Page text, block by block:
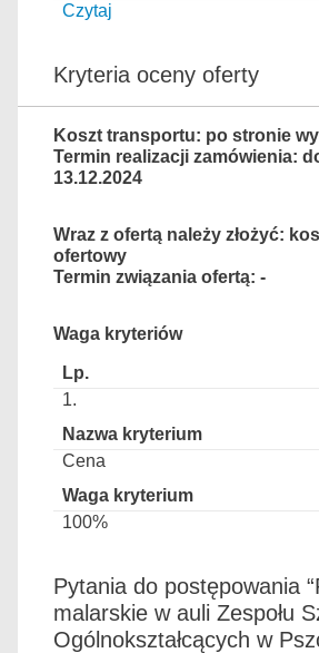
Czytaj
Kryteria oceny oferty
Koszt transportu: po stronie
Termin realizacji zamówienia:
13.12.2024
Wraz z ofertą należy złożyć:
ofertowy
Termin związania ofertą: -
Waga kryteriów
1.
Cena
100%
Pytania do postępowania
malarskie w auli Zespołu
Ogólnokształcących w